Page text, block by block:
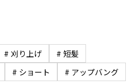
# 刈り上げ
# 短髪
# ショート
# アップバング